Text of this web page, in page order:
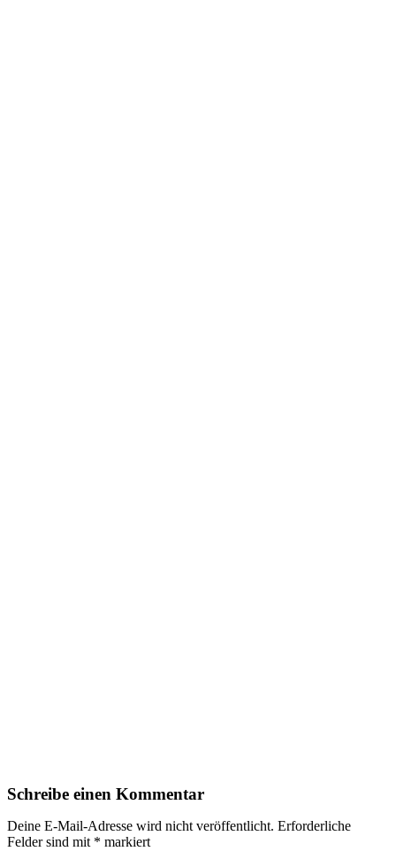
Schreibe einen Kommentar
Deine E-Mail-Adresse wird nicht veröffentlicht. Erforderliche
Felder sind mit * markiert